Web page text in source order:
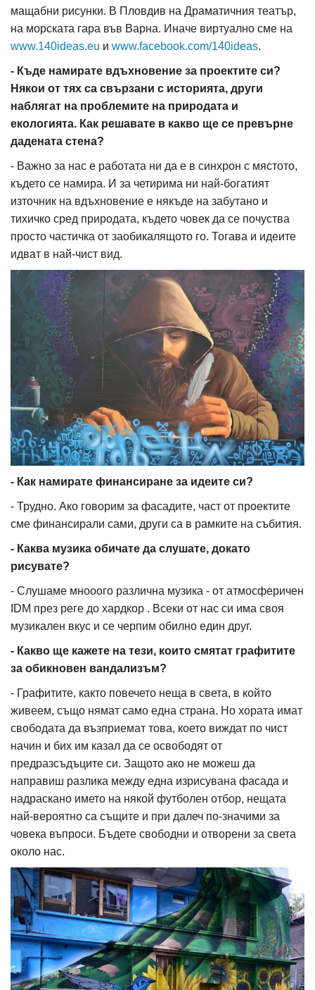
мащабни рисунки. В Пловдив на Драматичния театър,
на морската гара във Варна. Иначе виртуално сме на
www.140ideas.eu и www.facebook.com/140ideas.
- Къде намирате вдъхновение за проектите си?
Някои от тях са свързани с историята, други
наблягат на проблемите на природата и
екологията. Как решавате в какво ще се превърне
дадената стена?
- Важно за нас е работата ни да е в синхрон с мястото,
където се намира. И за четирима ни най-богатият
източник на вдъхновение е някъде на забутано и
тихичко сред природата, където човек да се почуства
просто частичка от заобикалящото го. Тогава и идеите
идват в най-чист вид.
- Как намирате финансиране за идеите си?
- Трудно. Ако говорим за фасадите, част от проектите
сме финансирали сами, други са в рамките на събития.
- Каква музика обичате да слушате, докато
рисувате?
- Слушаме мнооого различна музика - от атмосферичен
IDM през реге до хардкор . Всеки от нас си има своя
музикален вкус и се черпим обилно един друг.
- Какво ще кажете на тези, които смятат графитите
за обикновен вандализъм?
- Графитите, както повечето неща в света, в който
живеем, също нямат само една страна. Но хората имат
свободата да възприемат това, което виждат по чист
начин и бих им казал да се освободят от
предразсъдъците си. Защото ако не можеш да
направиш разлика между една изрисувана фасада и
надраскано името на някой футболен отбор, нещата
най-вероятно са същите и при далеч по-значими за
човека въпроси. Бъдете свободни и отворени за света
около нас.